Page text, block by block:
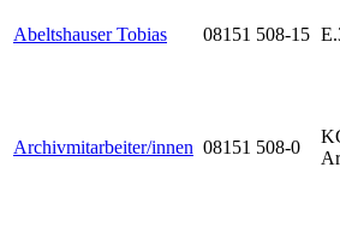
Abeltshauser Tobias 08151 508-15
Archivmitarbeiter/innen 08151 508-0